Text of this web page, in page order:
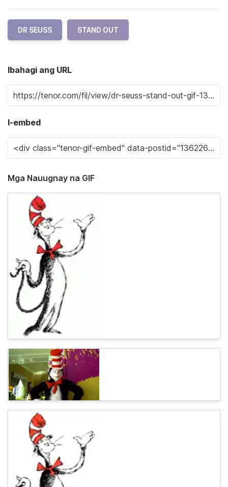
DR SEUSS STAND OUT
Ibahagi ang URL
I-embed
Mga Nauugnay na GIF